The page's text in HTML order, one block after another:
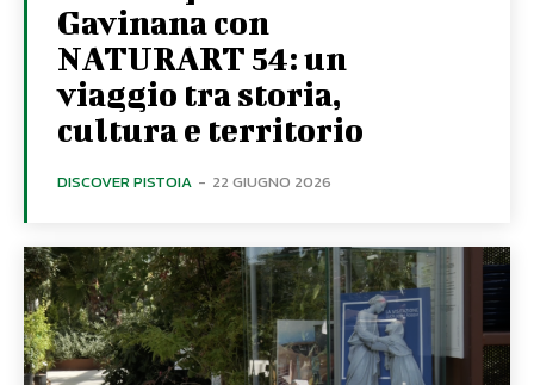
Gavinana con
NATURART 54: un
viaggio tra storia,
cultura e territorio
DISCOVER PISTOIA - 22 GIUGNO 2026